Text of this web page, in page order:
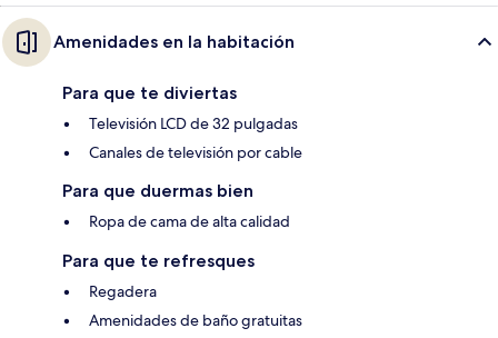
Amenidades en la habitación
Para que te diviertas
Televisión LCD de 32 pulgadas
Canales de televisión por cable
Para que duermas bien
Ropa de cama de alta calidad
Para que te refresques
Regadera
Amenidades de baño gratuitas